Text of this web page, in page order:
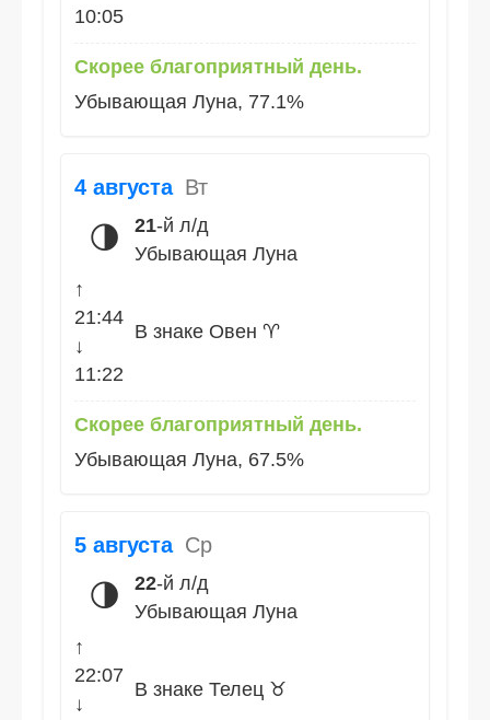
10:05
Скорее благоприятный день.
Убывающая Луна, 77.1%
4 августа Вт
🌗 21-й л/д
Убывающая Луна
↑
21:44
↓
11:22
В знаке Овен ♈
Скорее благоприятный день.
Убывающая Луна, 67.5%
5 августа Ср
🌗 22-й л/д
Убывающая Луна
↑
22:07
↓
В знаке Телец ♉